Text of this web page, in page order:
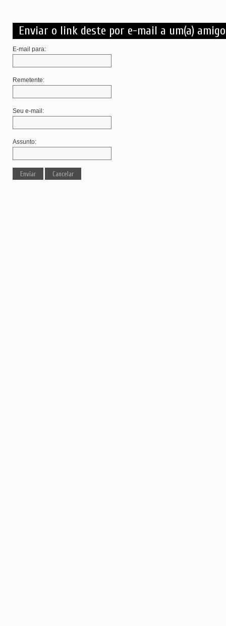
Enviar o link deste por e-mail a um(a)
E-mail para:
Remetente:
Seu e-mail:
Assunto:
Enviar Cancelar